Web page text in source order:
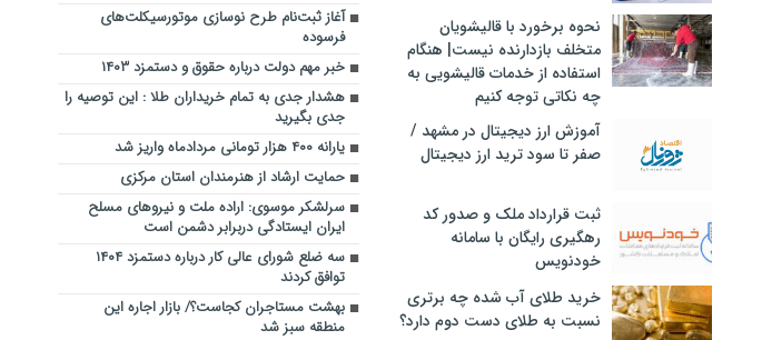
نحوه برخورد با قالیشویان
متخلف بازدارنده نیست| هنگام
استفاده از خدمات قالیشویی به
چه نکاتی توجه کنیم
آموزش ارز دیجیتال در مشهد /
صفر تا سود ترید ارز دیجیتال
ثبت قرارداد ملک و صدور کد
رهگیری رایگان با سامانه
خودنویس
خرید طلای آب شده چه برتری
نسبت به طلای دست دوم دارد؟
آغاز ثبت‌نام طرح نوسازی موتورسیکلت‌های
فرسوده
خبر مهم دولت درباره حقوق و دستمزد ۱۴۰۳
هشدار جدی به تمام خریداران طلا : این توصیه را
جدی بگیرید
یارانه ۴۰۰ هزار تومانی مردادماه واریز شد
حمایت ارشاد از هنرمندان ‌استان مرکزی
سرلشکر موسوی: اراده ملت و نیروهای مسلح
ایران ایستادگی دربرابر دشمن است
سه ضلع شورای عالی کار درباره دستمزد ۱۴۰۴
توافق کردند
بهشت مستاجران کجاست؟/ بازار اجاره این
منطقه سبز شد